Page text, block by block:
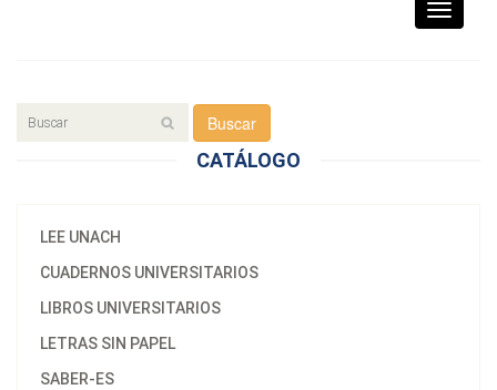
Toggle
Buscar
CATÁLOGO
LEE UNACH
CUADERNOS UNIVERSITARIOS
LIBROS UNIVERSITARIOS
LETRAS SIN PAPEL
SABER-ES